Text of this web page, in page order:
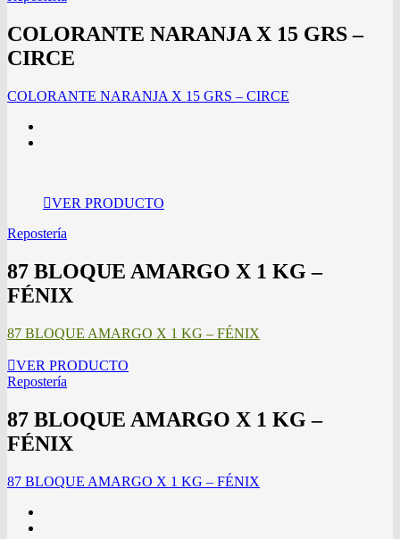
COLORANTE NARANJA X 15 GRS –
CIRCE
COLORANTE NARANJA X 15 GRS – CIRCE
VER PRODUCTO
Repostería
87 BLOQUE AMARGO X 1 KG –
FÉNIX
87 BLOQUE AMARGO X 1 KG – FÉNIX
VER PRODUCTO
Repostería
87 BLOQUE AMARGO X 1 KG –
FÉNIX
87 BLOQUE AMARGO X 1 KG – FÉNIX